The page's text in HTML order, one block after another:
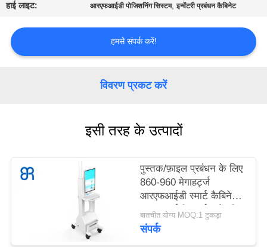
गुणवत्ता
नियंत्रण
समाचार
हाई लाइट: आरएफआईडी पोजिशनिंग सिस्टम,इन्वेंटरी प्रबंधन कैबिनेट
हमसे संपर्क करें!
विवरण प्रकट करें
इसी तरह के उत्पादों
पुस्तक/फ़ाइल प्रबंधन के लिए
860-960 मेगाहर्ट्ज
आरएफआईडी स्मार्ट कैबिनेट /
आरएफआईडी स्मार्ट इन्वेंटरी
कार
बातचीत योग्य MOQ:1 टुकड़ा
संपर्क